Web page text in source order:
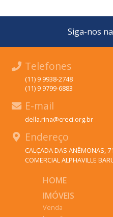
Siga-nos
Telefones
(11) 9 9938-2748
(11) 9 9799-6883
E-mail
della.rina@creci.org.br
Endereço
CALÇADA DAS ANÊMONAS,
COMERCIAL ALPHAVILLE
HOME
IMÓVEIS
Venda